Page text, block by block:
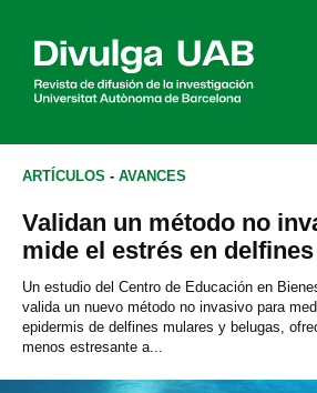
Agenda
ARTÍCULOS - AVANCES
Validan un método no
mide el estrés en
Un estudio del Centro de Educación en
valida un nuevo método no invasivo para
epidermis de delfines mulares y belugas,
menos estresante a...